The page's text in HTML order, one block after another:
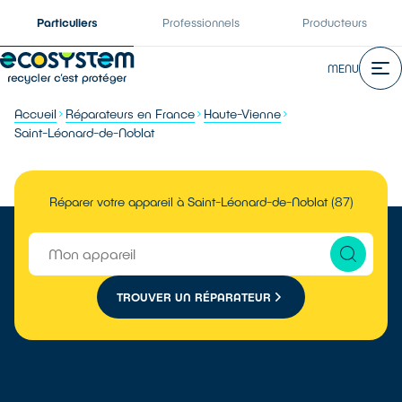
Particuliers Professionnels Producteurs
MENU
Accueil Réparateurs en France
Haute-Vienne
Saint-Léonard-de-Noblat
Réparer votre appareil à Saint-Léonard-de-Noblat (87)
TROUVER UN RÉPARATEUR